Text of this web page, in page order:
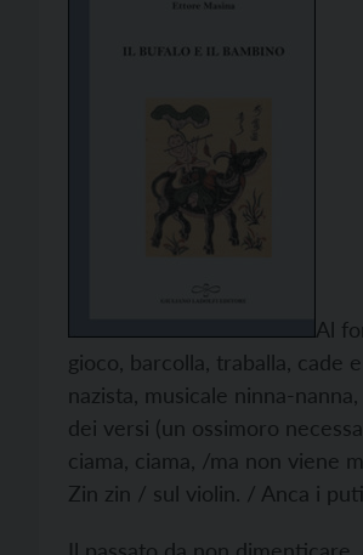
Al
gioco, barcolla, traballa, cade
nazista, musicale ninna-
dei versi (un ossimoro
ciama, ciama, /ma non viene
Zin zin / sul violin. / Anca i